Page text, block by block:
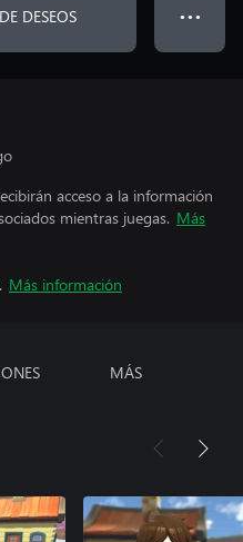
DESEOS ● ● ●
acceso a la información
mientras juegas. Más
Más información
MÁS